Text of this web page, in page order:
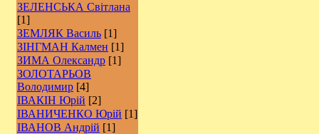
ЗЕЛЕНСЬКА Світлана
[1]
ЗЕМЛЯК Василь [1]
ЗІНГМАН Калмен [1]
ЗИМА Олександр [1]
ЗОЛОТАРЬОВ
Володимир [4]
ІВАКІН Юрій [2]
ІВАНИЧЕНКО Юрій [1]
ІВАНОВ Андрій [1]